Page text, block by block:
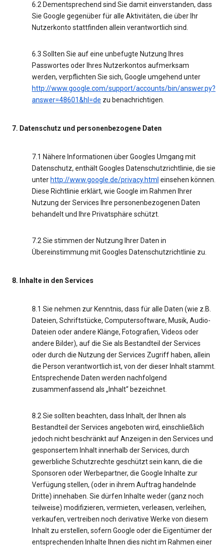
6.2 Dementsprechend sind Sie damit einverstanden, dass
Sie Google gegenüber für alle Aktivitäten, die über Ihr
Nutzerkonto stattfinden allein verantwortlich sind.
6.3 Sollten Sie auf eine unbefugte Nutzung Ihres
Passwortes oder Ihres Nutzerkontos aufmerksam
werden, verpflichten Sie sich, Google umgehend unter
http://www.google.com/support/accounts/bin/answer.py?
answer=48601&hl=de zu benachrichtigen.
7. Datenschutz und personenbezogene Daten
7.1 Nähere Informationen über Googles Umgang mit
Datenschutz, enthält Googles Datenschutzrichtlinie, die sie
unter http://www.google.de/privacy.html einsehen können.
Diese Richtlinie erklärt, wie Google im Rahmen Ihrer
Nutzung der Services Ihre personenbezogenen Daten
behandelt und Ihre Privatsphäre schützt.
7.2 Sie stimmen der Nutzung Ihrer Daten in
Übereinstimmung mit Googles Datenschutzrichtlinie zu.
8. Inhalte in den Services
8.1 Sie nehmen zur Kenntnis, dass für alle Daten (wie z.B.
Dateien, Schriftstücke, Computersoftware, Musik, Audio-
Dateien oder andere Klänge, Fotografien, Videos oder
andere Bilder), auf die Sie als Bestandteil der Services
oder durch die Nutzung der Services Zugriff haben, allein
die Person verantwortlich ist, von der dieser Inhalt stammt.
Entsprechende Daten werden nachfolgend
zusammenfassend als „Inhalt“ bezeichnet.
8.2 Sie sollten beachten, dass Inhalt, der Ihnen als
Bestandteil der Services angeboten wird, einschließlich
jedoch nicht beschränkt auf Anzeigen in den Services und
gesponsertem Inhalt innerhalb der Services, durch
gewerbliche Schutzrechte geschützt sein kann, die die
Sponsoren oder Werbepartner, die Google Inhalte zur
Verfügung stellen, (oder in ihrem Auftrag handelnde
Dritte) innehaben. Sie dürfen Inhalte weder (ganz noch
teilweise) modifizieren, vermieten, verleasen, verleihen,
verkaufen, vertreiben noch derivative Werke von diesem
Inhalt zu erstellen, sofern Google oder die Eigentümer der
entsprechenden Inhalte Ihnen dies nicht im Rahmen einer